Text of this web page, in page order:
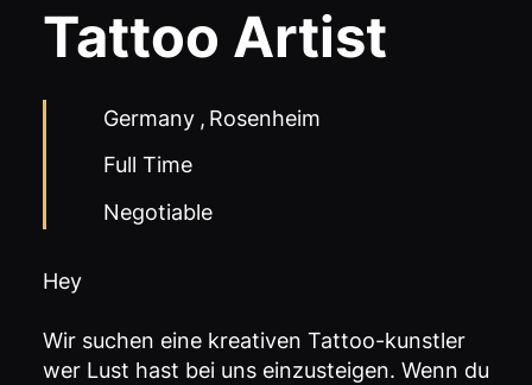
Tattoo Artist
Germany , Rosenheim
Full Time
Negotiable
Hey
Wir suchen eine kreativen Tattoo-kunstler
wer Lust hast bei uns einzusteigen. Wenn du